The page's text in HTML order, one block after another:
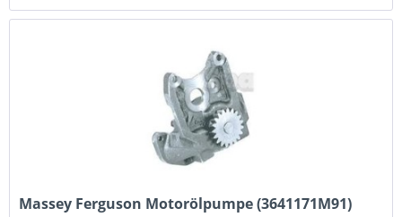
Massey Ferguson Motorölpumpe (3641171M91)